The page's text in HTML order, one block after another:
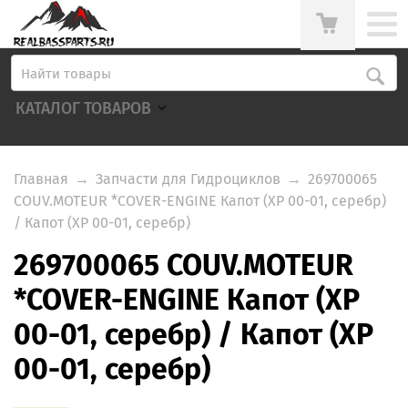
КАТАЛОГ ТОВАРОВ
Главная → Запчасти для Гидроциклов → 269700065
COUV.MOTEUR *COVER-ENGINE Капот (XP 00-01, серебр)
/ Капот (XP 00-01, серебр)
269700065 COUV.MOTEUR
*COVER-ENGINE Капот (XP
00-01, серебр) / Капот (XP
00-01, серебр)